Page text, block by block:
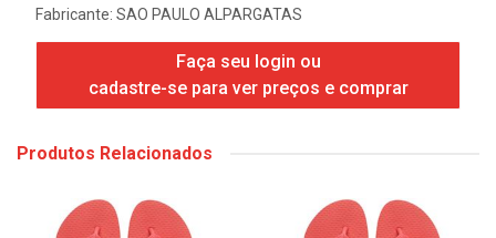
Fabricante: SAO PAULO ALPARGATAS
Faça seu login ou
cadastre-se para ver preços e comprar
Produtos Relacionados